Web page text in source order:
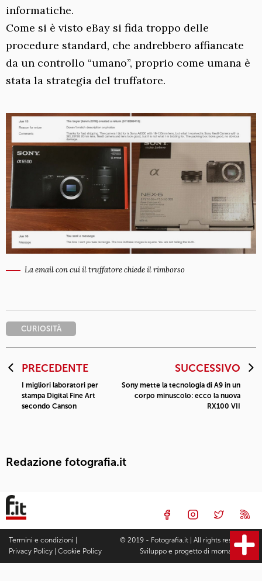
informatiche.
Come si è visto eBay si fida troppo delle
procedure standard, che andrebbero affiancate
da un controllo “umano”, proprio come umana è
stata la strategia del truffatore.
La email con cui il truffatore chiede il rimborso
CURIOSITÀ
PRECEDENTE
I migliori laboratori per
stampa Digital Fine Art
secondo Canson
SUCCESSIVO
Sony mette la tecnologia di A9 in un
corpo minuscolo: ecco la nuova
RX100 VII
Redazione fotografia.it
Termini e condizioni
Privacy Policy
Cookie Policy
© 2019 - Fotografia.it | All rights reserved |
Sviluppo e progetto di moma Studio